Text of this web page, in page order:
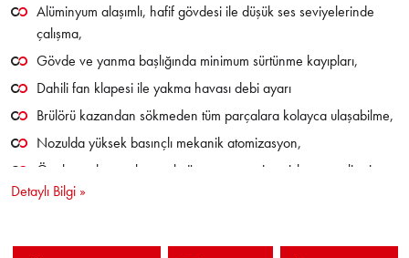
Alüminyum alaşımlı, hafif gövdesi ile düşük ses seviyelerinde
çalışma,
Gövde ve yanma başlığında minimum sürtünme kayıpları,
Dahili fan klapesi ile yakma havası debi ayarı
Brülörü kazandan sökmeden tüm parçalara kolayca ulaşabilme,
Nozulda yüksek basınçlı mekanik atomizasyon,
Özel tasarlanmış kompakt ön ısıtıcı, emniyet, işletme ve lismit
termostadı,
Minimum bakım gerektiren kompakt tasarım
Detaylı Bilgi »